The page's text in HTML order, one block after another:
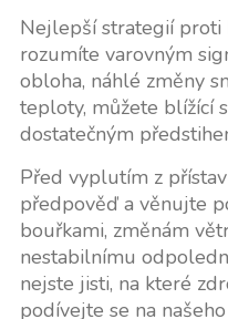
Nejlepší strategií proti
rozumíte varovným
obloha, náhlé změny
teploty, můžete blížící
dostatečným
Před vyplutím z
předpověď a věnujte
bouřkami, změnám
nestabilnímu
nejste jisti, na které
podívejte se na